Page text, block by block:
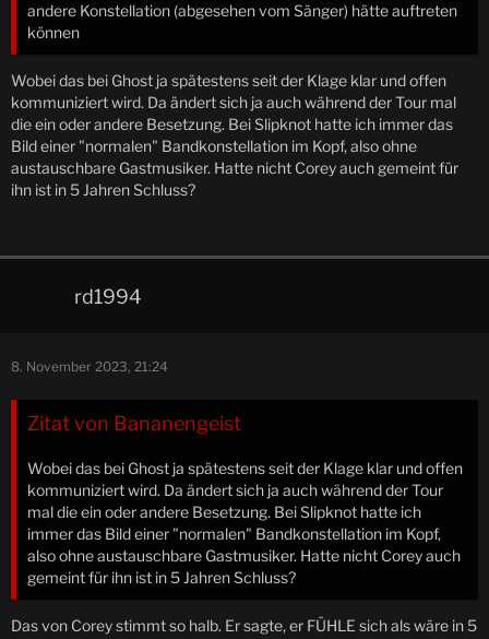
andere Konstellation (abgesehen vom Sänger) hätte auftreten
können
Wobei das bei Ghost ja spätestens seit der Klage klar und offen
kommuniziert wird. Da ändert sich ja auch während der Tour mal
die ein oder andere Besetzung. Bei Slipknot hatte ich immer das
Bild einer "normalen" Bandkonstellation im Kopf, also ohne
austauschbare Gastmusiker. Hatte nicht Corey auch gemeint für
ihn ist in 5 Jahren Schluss?
rd1994
8. November 2023, 21:24
Zitat von Bananengeist
Wobei das bei Ghost ja spätestens seit der Klage klar und offen
kommuniziert wird. Da ändert sich ja auch während der Tour
mal die ein oder andere Besetzung. Bei Slipknot hatte ich
immer das Bild einer "normalen" Bandkonstellation im Kopf,
also ohne austauschbare Gastmusiker. Hatte nicht Corey auch
gemeint für ihn ist in 5 Jahren Schluss?
Das von Corey stimmt so halb. Er sagte, er FÜHLE sich als wäre in 5